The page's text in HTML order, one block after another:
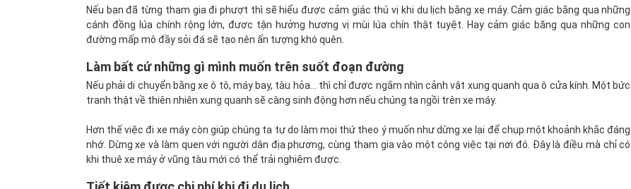
Nếu bạn đã từng tham gia đi phượt thì sẽ hiểu được cảm giác thú vị khi du lịch bằng xe máy. Cảm giác bằng qua những
cánh đồng lúa chính rộng lớn, được tận hưởng hương vị mùi lúa chín thật tuyệt. Hay cảm giác băng qua những con
đường mấp mô đầy sỏi đá sẽ tạo nên ấn tượng khó quên.
Làm bất cứ những gì mình muốn trên suốt đoạn đường
Nếu phải di chuyển bằng xe ô tô, máy bay, tàu hỏa… thì chỉ được ngắm nhìn cảnh vật xung quanh qua ô cửa kính. Một bức
tranh thật về thiên nhiên xung quanh sẽ càng sinh động hơn nếu chúng ta ngồi trên xe máy.
Hơn thế việc đi xe máy còn giúp chúng ta tự do làm mọi thứ theo ý muốn như dừng xe lại để chụp một khoảnh khắc đáng
nhớ. Dừng xe và làm quen với người dân địa phương, cùng tham gia vào một công việc tại nơi đó. Đây là điều mà chỉ có
khi thuê xe máy ở vũng tàu mới có thể trải nghiệm được.